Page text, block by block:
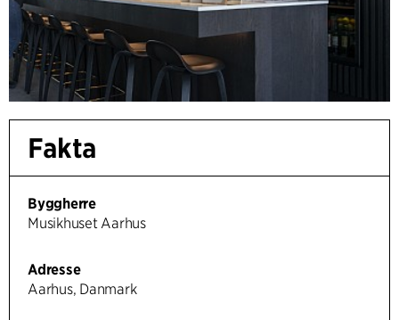
Fakta
Byggherre
Musikhuset Aarhus
Adresse
Aarhus, Danmark